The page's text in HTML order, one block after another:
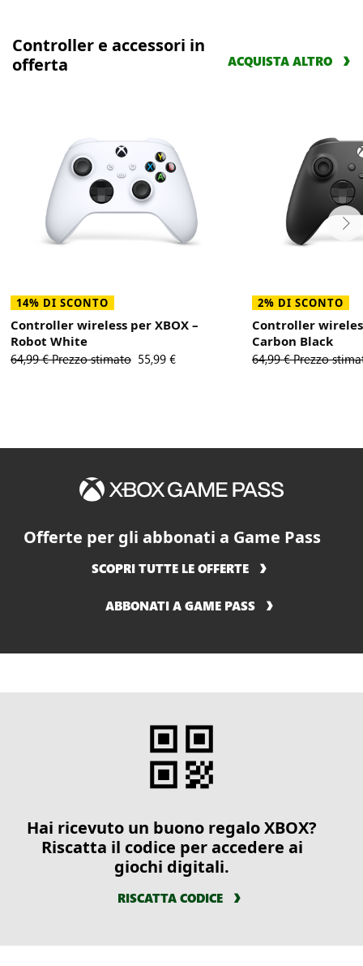
Controller e accessori in
offerta
ACQUISTA ALTRO
14% DI SCONTO
Controller wireless per XBOX –
Robot White
prezzo precedente
64,99 € Prezzo stimato prezzo corrente
55,99 €
2% DI SCONTO
Controller
Carbon Black
prezzo precedente
64,99 € Prezzo
Offerte per gli abbonati a Game Pass
SCOPRI TUTTE LE OFFERTE
ABBONATI A GAME PASS
Hai ricevuto un buono regalo XBOX?
Riscatta il codice per accedere ai
giochi digitali.
RISCATTA CODICE